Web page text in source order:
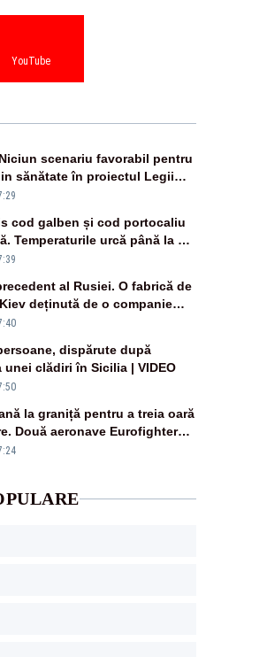
YouTube
scenariu favorabil pentru
sănătate în proiectul Legii
cod galben și cod portocaliu
Temperaturile urcă până la 38
nopțile devin tropicale
al Rusiei. O fabrică de
deținută de o companie
distrusă de o rachetă rusească
dispărute după
unei clădiri în Sicilia | VIDEO
la graniță pentru a treia oară
Două aeronave Eurofighter
fost ridicate de la sol